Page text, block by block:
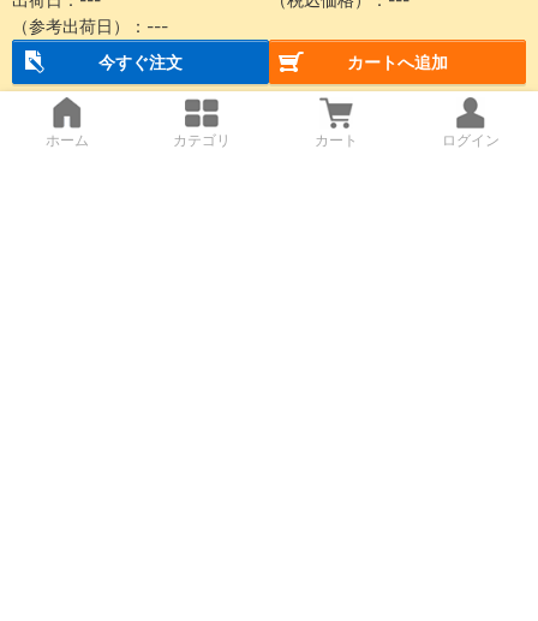
（参考出荷日）：---
今すぐ注文
カートへ追加
ホーム カテゴリ カート ログイン